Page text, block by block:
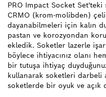
PRO Impact Socket Set'teki
CRMO (krom-molibden)
dayanabilmeleri için kalın
pastan ve korozyondan
ekledik. Soketler lazerle
böylece ihtiyacınız olanı
bir tutuşa ihtiyaç
kullanarak soketleri darbeli
soketlerde bir oyuk ve açık